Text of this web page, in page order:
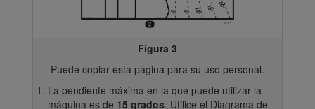
Figura 3
Puede copiar esta página para su uso personal.
La pendiente máxima en la que puede utilizar la
máquina es de 15 grados. Utilice el Diagrama de